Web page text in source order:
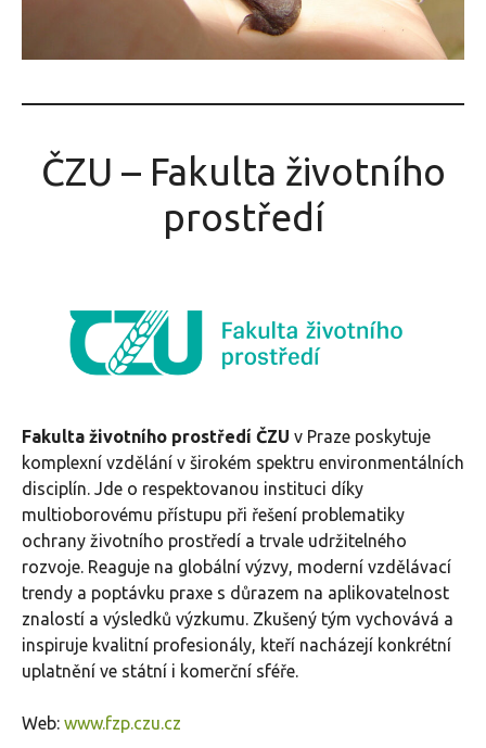
ČZU – Fakulta životního
prostředí
Fakulta životního prostředí ČZU v Praze poskytuje
komplexní vzdělání v širokém spektru environmentálních
disciplín. Jde o respektovanou instituci díky
multioborovému přístupu při řešení problematiky
ochrany životního prostředí a trvale udržitelného
rozvoje. Reaguje na globální výzvy, moderní vzdělávací
trendy a poptávku praxe s důrazem na aplikovatelnost
znalostí a výsledků výzkumu. Zkušený tým vychovává a
inspiruje kvalitní profesionály, kteří nacházejí konkrétní
uplatnění ve státní i komerční sféře.
Web: www.fzp.czu.cz